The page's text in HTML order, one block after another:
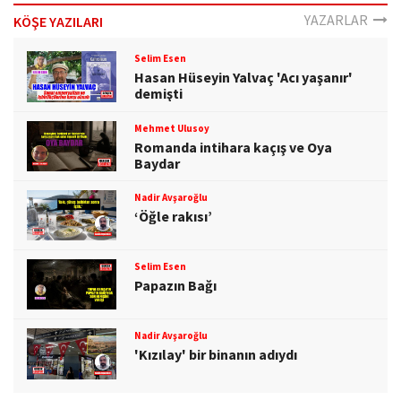
KÖŞE YAZILARI YAZARLAR
Selim Esen
Hasan Hüseyin Yalvaç 'Acı yaşanır'
demişti
Mehmet Ulusoy
Romanda intihara kaçış ve Oya
Baydar
Nadir Avşaroğlu
‘Öğle rakısı’
Selim Esen
Papazın Bağı
Nadir Avşaroğlu
'Kızılay' bir binanın adıydı